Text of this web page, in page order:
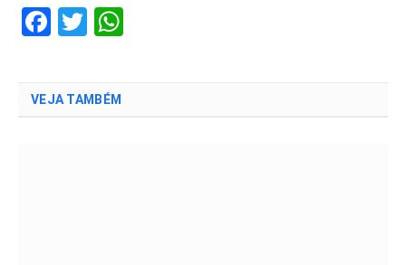
Facebook
Twitter
VEJA TAMBÉM